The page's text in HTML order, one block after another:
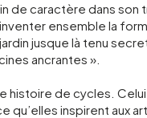
de caractère dans son
ensemble la
jusque là tenu
ancrantes ».
histoire de cycles.
qu’elles inspirent aux